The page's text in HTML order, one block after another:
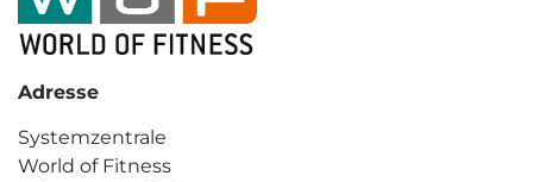
Adresse
Systemzentrale
World of Fitness